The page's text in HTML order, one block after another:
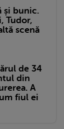
și bunic.
Tudor,
scenă
de 34
din
A
fiul ei